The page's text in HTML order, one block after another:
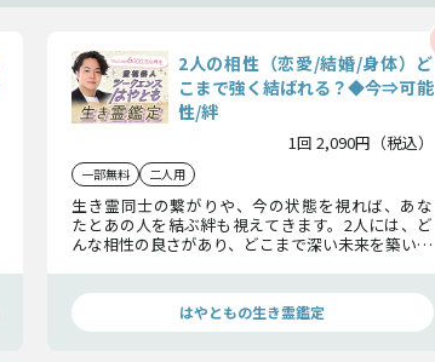
2人の相性（恋愛/結婚/身体）ど
こまで強く結ばれる？◆今⇒可能
性/絆
1回 2,090円（税込）
一部無料 二人用
生き霊同士の繋がりや、今の状態を視れば、あな
たとあの人を結ぶ絆も視えてきます。2人には、ど
んな相性の良さがあり、どこまで深い未来を築いて
はやともの生き霊鑑定